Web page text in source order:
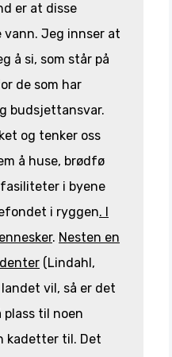
er at disse
vann. Jeg innser at
å si, som står på
de som har
budsjettansvar.
og tenker oss
å huse, brødfø
i byene
i ryggen. I
. Nesten en
(Lindahl,
vil, så er det
plass til noen
kadetter til. Det